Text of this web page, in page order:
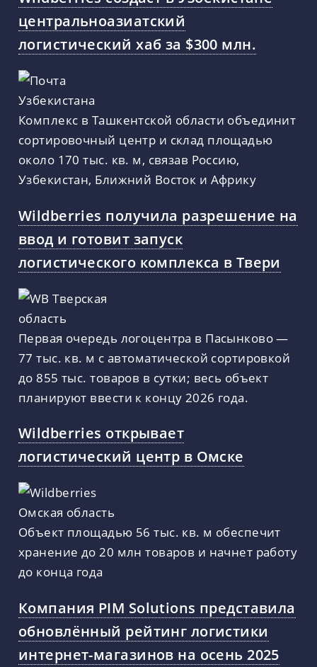
центральноазиатский
логистический хаб за $300 млн.
Комплекс в Ташкентской области объединит
сортировочный центр и склад площадью
около 170 тыс. кв. м, связав Россию,
Узбекистан, Ближний Восток и Африку
Wildberries получила разрешение на
ввод и готовит запуск
логистического комплекса в Твери
Первая очередь логоцентра в Пасынково —
77 тыс. кв. м с автоматической сортировкой
до 855 тыс. товаров в сутки; весь объект
планируют ввести к концу 2026 года.
Wildberries открывает
логистический центр в Омске
Объект площадью 56 тыс. кв. м обеспечит
хранение до 20 млн товаров и начнет работу
до конца года
Компания PIM Solutions представила
обновлённый рейтинг логистики
интернет-магазинов на осень 2025